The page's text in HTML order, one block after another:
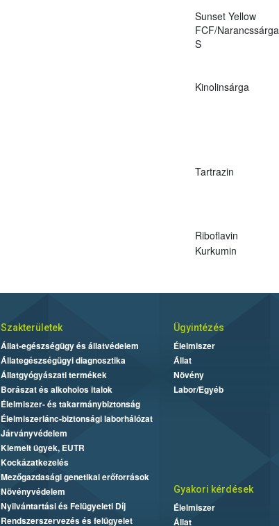
Sunset Yellow
FCF/Narancssárga
S
Kinolinsárga
Tartrazin
Riboflavin
Kurkumin
Szakterületek
Állat-egészségügy és állatvédelem
Állategészségügyi diagnosztika
Állatgyógyászati termékek
Borászat és alkoholos italok
Élelmiszer- és takarmánybiztonság
Élelmiszerlánc-biztonsági laborhálózat
Járványvédelem
Kiemelt ügyek, EUTR
Kockázatkezelés
Mezőgazdasági genetikai erőforrások
Növényvédelem
Nyilvántartási és Felügyeleti Díj
Rendszerszervezés és felügyelet
Ügyintézés
Élelmiszer
Állat
Növény
Labor/Egyéb
Gyakori kérdések
Élelmiszer
Állat